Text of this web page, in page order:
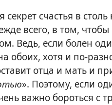
счастья в
всего, в том,
Ведь, если болен
обоих, хотя и по-
отца и мать и
». Поэтому, если
важно бороться с